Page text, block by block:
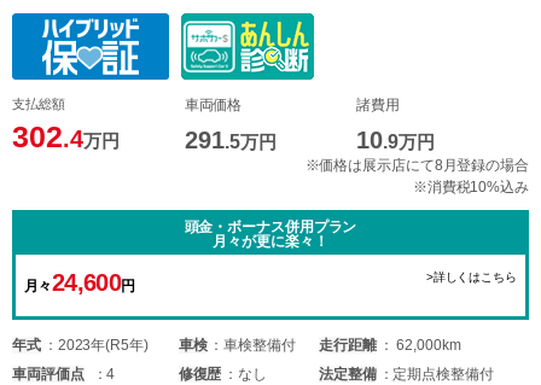
支払総額
302.4万円
車両価格
291.5万円
諸費用
10.9万円
※価格は展示店にて8月登録の場合
※消費税10%込み
頭金・ボーナス併用プラン
月々が更に楽々！
月々24,600円
>詳しくはこちら
年式 2023年(R5年) 車検 車検整備付 走行距離
62,000km
車両評価点 4 修復歴 なし 法定整備
定期点検整備付